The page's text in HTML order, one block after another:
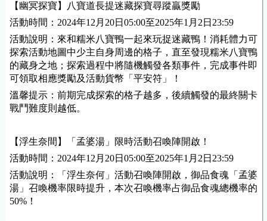
【幽冥探寶】八寶道長提迷藏探寶尋蹤贏獎勵
活動時間：2024年12月20日05:00至2025年1月2日23:59
活動說明：來和糯米八寶鴨一起來玩捉迷藏鴨！消耗體力可
探索活動地圖中少主自身周邊的格子，直至發現糯米八寶鴨
的藏身之地；探索過程中將隨機觸發各類事件，完成事件即
可領取相應獎勵及活動貨幣「平安符」！
溫馨提示：前期完成探索的格子越多，後續觸發的最終關卡
戰鬥難度則越低。
【浮生奈間】「孟婆湯」限時活動召喚陣開啟！
活動時間：2024年12月20日05:00至2025年1月2日23:59
活動說明：「浮生奈何」活動召喚陣開啟，御品食魂「孟婆
湯」召喚機率限時提升，本次召喚機率占御品食魂總機率的
50%！